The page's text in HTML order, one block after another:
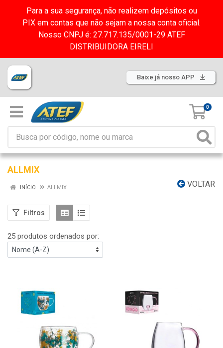
Para a sua segurança, não realizem depósitos ou
PIX em contas que não sejam a nossa conta oficial.
Nosso CNPJ é: 27.717.135/0001-29 ATEF
DISTRIBUIDORA EIRELI
Baixe já nosso APP
0
ALLMIX
VOLTAR
INÍCIO ALLMIX
Filtros
25 produtos ordenados por: